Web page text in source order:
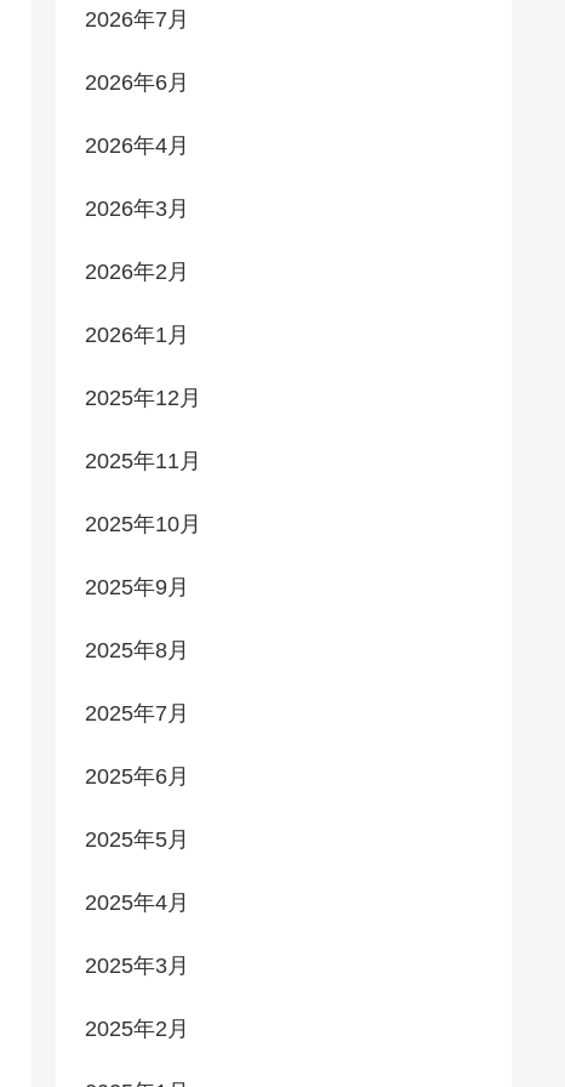
2026年7月
2026年6月
2026年4月
2026年3月
2026年2月
2026年1月
2025年12月
2025年11月
2025年10月
2025年9月
2025年8月
2025年7月
2025年6月
2025年5月
2025年4月
2025年3月
2025年2月